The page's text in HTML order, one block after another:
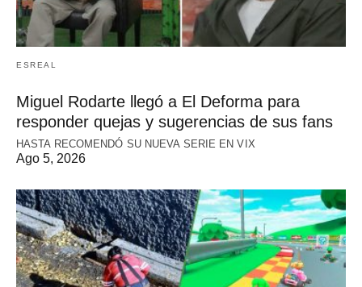
ESREAL
Miguel Rodarte llegó a El Deforma para
responder quejas y sugerencias de sus fans
HASTA RECOMENDÓ SU NUEVA SERIE EN VIX
Ago 5, 2026